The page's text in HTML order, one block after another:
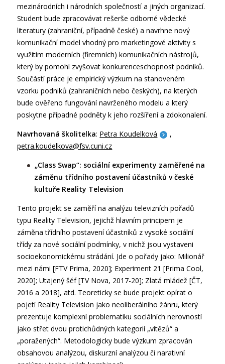
mezinárodních i národních společností a jiných organizací.
Student bude zpracovávat rešerše odborné vědecké
literatury (zahraniční, případně české) a navrhne nový
komunikační model vhodný pro marketingové aktivity s
využitím moderních (firemních) komunikačních nástrojů,
který by pomohl zvyšovat konkurenceschopnost podniků.
Součástí práce je empirický výzkum na stanoveném
vzorku podniků (zahraničních nebo českých), na kterých
bude ověřeno fungování navrženého modelu a který
poskytne případné podněty k jeho rozšíření a zdokonalení.
Navrhovaná školitelka: Petra Koudelková
,
petra.koudelkova@fsv.cuni.cz
„Class Swap“: sociální experimenty zaměřené na
záměnu třídního postavení účastníků v české
kultuře Reality Television
Tento projekt se zaměří na analýzu televizních pořadů
typu Reality Television, jejichž hlavním principem je
záměna třídního postavení účastníků z vysoké sociální
třídy za nové sociální podmínky, v nichž jsou vystaveni
socioekonomickému strádání. Jde o pořady jako: Milionář
mezi námi [FTV Prima, 2020]; Experiment 21 [Prima Cool,
2020]; Utajený šéf [TV Nova, 2017-20]; Zlatá mládež [ČT,
2016 a 2018], atd. Teoreticky se bude projekt opírat o
pojetí Reality Television jako neoliberálního žánru, který
prezentuje komplexní problematiku sociálních nerovností
jako střet dvou protichůdných kategorií „vítězů“ a
„poražených“. Metodologicky bude výzkum zpracován
obsahovou analýzou, diskurzní analýzou či narativní